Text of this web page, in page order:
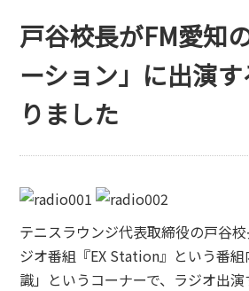
戸谷校長がFM愛知
ーション」に出演
りました
テニスラウンジ代表取締役の戸谷
ジオ番組『EX Station』という番
識」というコーナーで、ラジオ出